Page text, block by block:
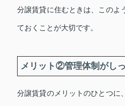
分譲賃貸に住むときは、このよ
ておくことが大切です。
メリット②管理体制がし
分譲賃貸のメリットのひとつに